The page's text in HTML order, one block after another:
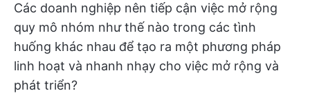
Các doanh nghiệp nên tiếp cận việc mở rộng
quy mô nhóm như thế nào trong các tình
huống khác nhau để tạo ra một phương pháp
linh hoạt và nhanh nhạy cho việc mở rộng và
phát triển?